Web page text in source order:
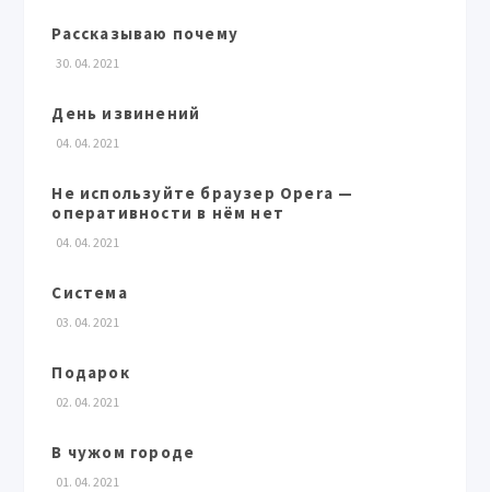
Рассказываю почему
30. 04. 2021
День извинений
04. 04. 2021
Не используйте браузер Opera —
оперативности в нём нет
04. 04. 2021
Система
03. 04. 2021
Подарок
02. 04. 2021
В чужом городе
01. 04. 2021